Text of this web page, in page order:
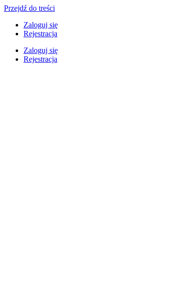
Przejdź do treści
Zaloguj się
Rejestracja
Zaloguj się
Rejestracja